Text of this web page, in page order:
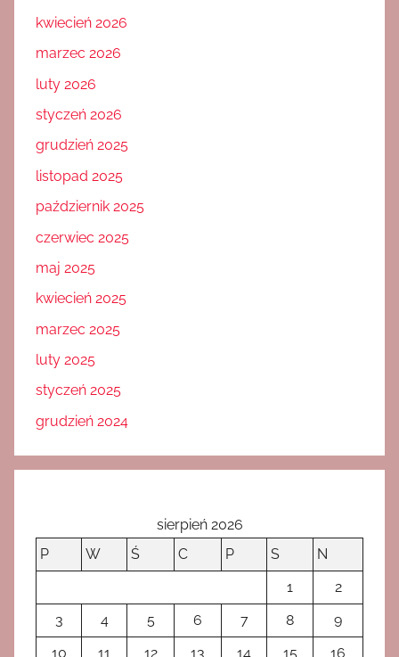
kwiecień 2026
marzec 2026
luty 2026
styczeń 2026
grudzień 2025
listopad 2025
październik 2025
czerwiec 2025
maj 2025
kwiecień 2025
marzec 2025
luty 2025
styczeń 2025
grudzień 2024
sierpień 2026
P
W Ś C P S
N
1
2
3
4 5 6 7 8
9
10
11 12 13 14 15 16